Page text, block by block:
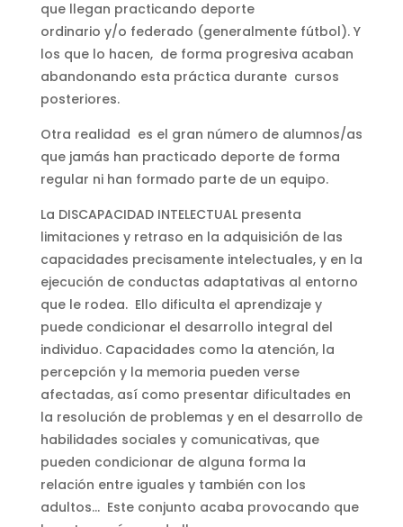
que llegan practicando deporte
ordinario y/o federado (generalmente fútbol). Y
los que lo hacen, de forma progresiva acaban
abandonando esta práctica durante cursos
posteriores.
Otra realidad es el gran número de alumnos/as
que jamás han practicado deporte de forma
regular ni han formado parte de un equipo.
La DISCAPACIDAD INTELECTUAL presenta
limitaciones y retraso en la adquisición de las
capacidades precisamente intelectuales, y en la
ejecución de conductas adaptativas al entorno
que le rodea. Ello dificulta el aprendizaje y
puede condicionar el desarrollo integral del
individuo. Capacidades como la atención, la
percepción y la memoria pueden verse
afectadas, así como presentar dificultades en
la resolución de problemas y en el desarrollo de
habilidades sociales y comunicativas, que
pueden condicionar de alguna forma la
relación entre iguales y también con los
adultos… Este conjunto acaba provocando que